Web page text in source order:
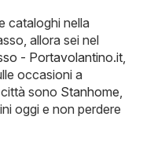
cataloghi nella
allora sei nel
- Portavolantino.it
occasioni a
sono Stanhome
oggi e non perdere